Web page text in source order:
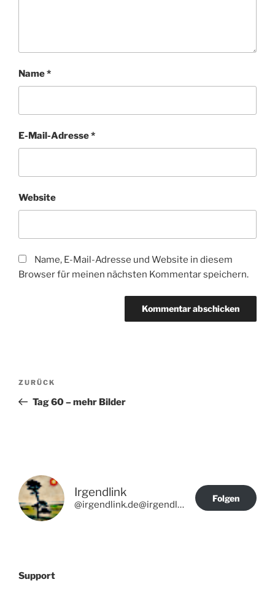
Name*
E-Mail-Adresse*
Website
Name, E-Mail-Adresse und Website in diesem
Browser für meinen nächsten Kommentar speichern.
Beitragsnavigation
Vorheriger
Beitrag
ZURÜCK
Tag 60 – mehr Bilder
Irgendlink
@irgendlink.de@irgendlink.de
Folgen
Support